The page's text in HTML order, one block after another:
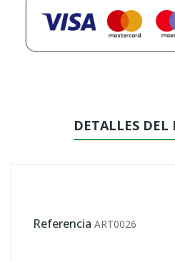
DETALLES DEL
Referencia ART0026